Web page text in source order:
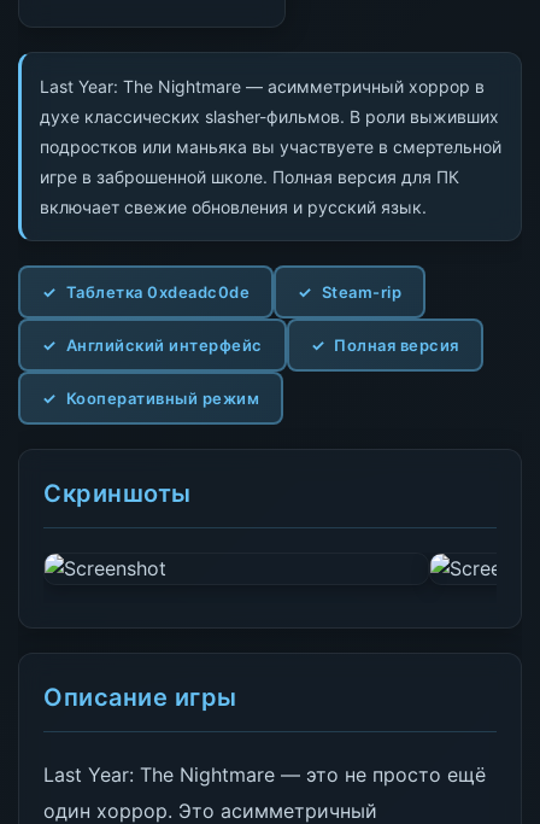
Last Year: The Nightmare — асимметричный хоррор в
духе классических slasher-фильмов. В роли выживших
подростков или маньяка вы участвуете в смертельной
игре в заброшенной школе. Полная версия для ПК
включает свежие обновления и русский язык.
Таблетка 0xdeadc0de Steam-rip
Английский интерфейс Полная версия
Кооперативный режим
Скриншоты
Описание игры
Last Year: The Nightmare — это не просто ещё
один хоррор. Это асимметричный